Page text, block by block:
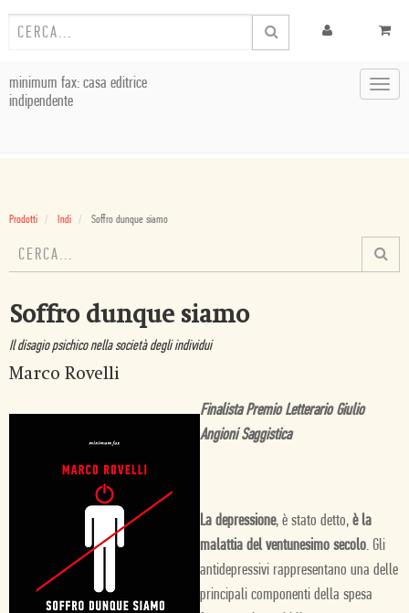
minimum fax: casa editrice
indipendente
Prodotti Indi Soffro dunque siamo
Soffro dunque siamo
Il disagio psichico nella società degli individui
Marco Rovelli
Finalista Premio Letterario Giulio
Angioni Saggistica
La depressione, è stato detto, è la
malattia del ventunesimo secolo. Gli
antidepressivi rappresentano una delle
principali componenti della spesa